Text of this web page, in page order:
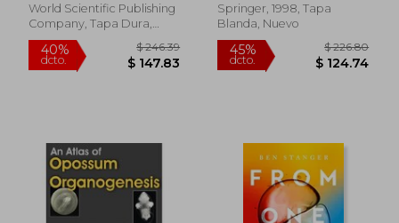
World Scientific Publishing
Company, Tapa Dura,
Nuevo
Springer, 1998, Tapa
Blanda, Nuevo